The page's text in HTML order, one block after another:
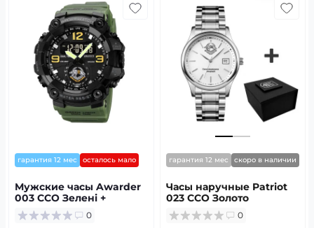
гарантия 12 мес осталось мало
Мужские часы Awarder
003 ССО Зелені +
Коробка
0
гарантия 12 мес скоро в наличии
Часы наручные Patriot
023 ССО Золото
0